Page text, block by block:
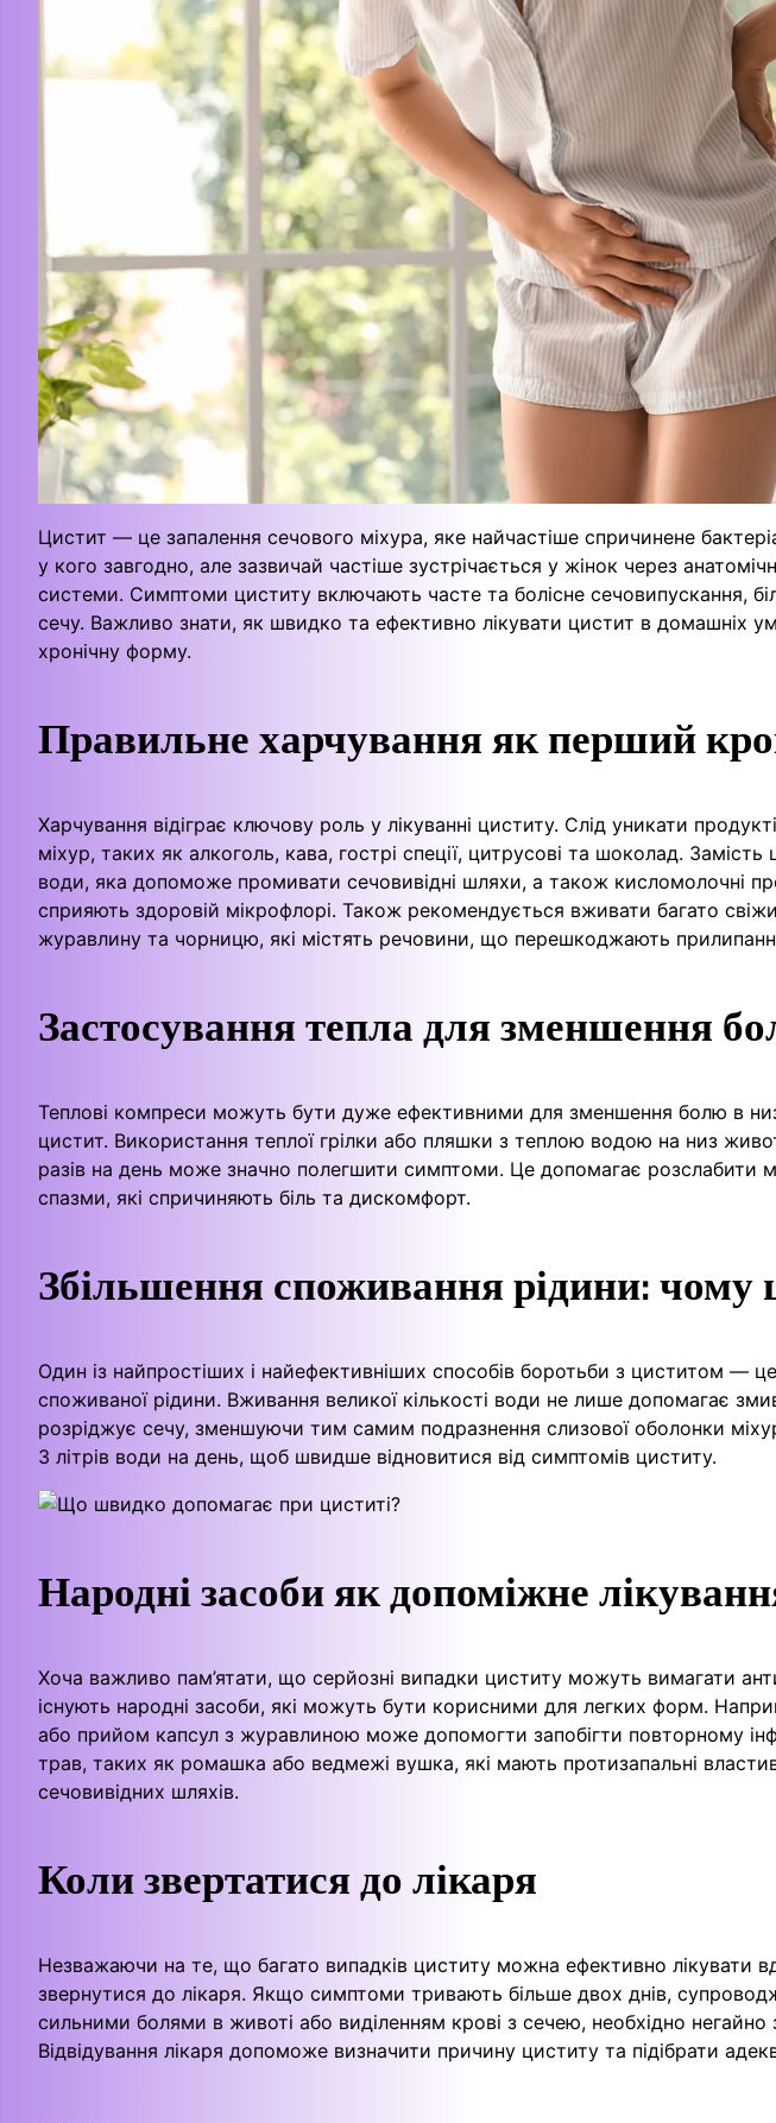
Цистит — це запалення сечового міхура, яке найчастіше спричинене
у кого завгодно, але зазвичай частіше зустрічається у жінок через
системи. Симптоми циститу включають часте та болісне сечовипускання,
сечу. Важливо знати, як швидко та ефективно лікувати цистит в домашніх
хронічну форму.
Правильне харчування як перший
Харчування відіграє ключову роль у лікуванні циститу. Слід уникати
міхур, таких як алкоголь, кава, гострі спеції, цитрусові та шоколад.
води, яка допоможе промивати сечовивідні шляхи, а також кисломолочні
сприяють здоровій мікрофлорі. Також рекомендується вживати багато
журавлину та чорницю, які містять речовини, що перешкоджають
Застосування тепла для зменшення
Теплові компреси можуть бути дуже ефективними для зменшення болю в
цистит. Використання теплої грілки або пляшки з теплою водою на низ
разів на день може значно полегшити симптоми. Це допомагає розслабити
спазми, які спричиняють біль та дискомфорт.
Збільшення споживання рідини: чому
Один із найпростіших і найефективніших способів боротьби з циститом —
споживаної рідини. Вживання великої кількості води не лише допомагає
розріджує сечу, зменшуючи тим самим подразнення слизової оболонки
3 літрів води на день, щоб швидше відновитися від симптомів циститу.
Народні засоби як допоміжне
Хоча важливо пам’ятати, що серйозні випадки циститу можуть вимагати
існують народні засоби, які можуть бути корисними для легких форм.
або прийом капсул з журавлиною може допомогти запобігти повторному
трав, таких як ромашка або ведмежі вушка, які мають протизапальні
сечовивідних шляхів.
Коли звертатися до лікаря
Незважаючи на те, що багато випадків циститу можна ефективно лікувати
звернутися до лікаря. Якщо симптоми тривають більше двох днів,
сильними болями в животі або виділенням крові з сечею, необхідно
Відвідування лікаря допоможе визначити причину циститу та підібрати